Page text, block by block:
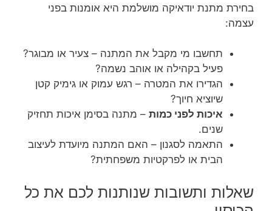
בחירת מתנת יודאיקה מושלמת היא אומנות בפני
עצמה:
תחשבו מי מקבל את המתנה – צעיר או מבוגר?
פעיל בקהילה או אוהב נשמה?
הגדירו את המטרה – רגש עמוק או גימיק קטן
שיוציא חיוך?
איכות לפני כמות – מתנה בסימן איכות תחזיק
שנים.
התאמה לסגנון – האם המתנה מיועדת לעיצוב
הבית או לפרקטיות משפחתית?
שאלות ותשובות שנותנות לכם את כל